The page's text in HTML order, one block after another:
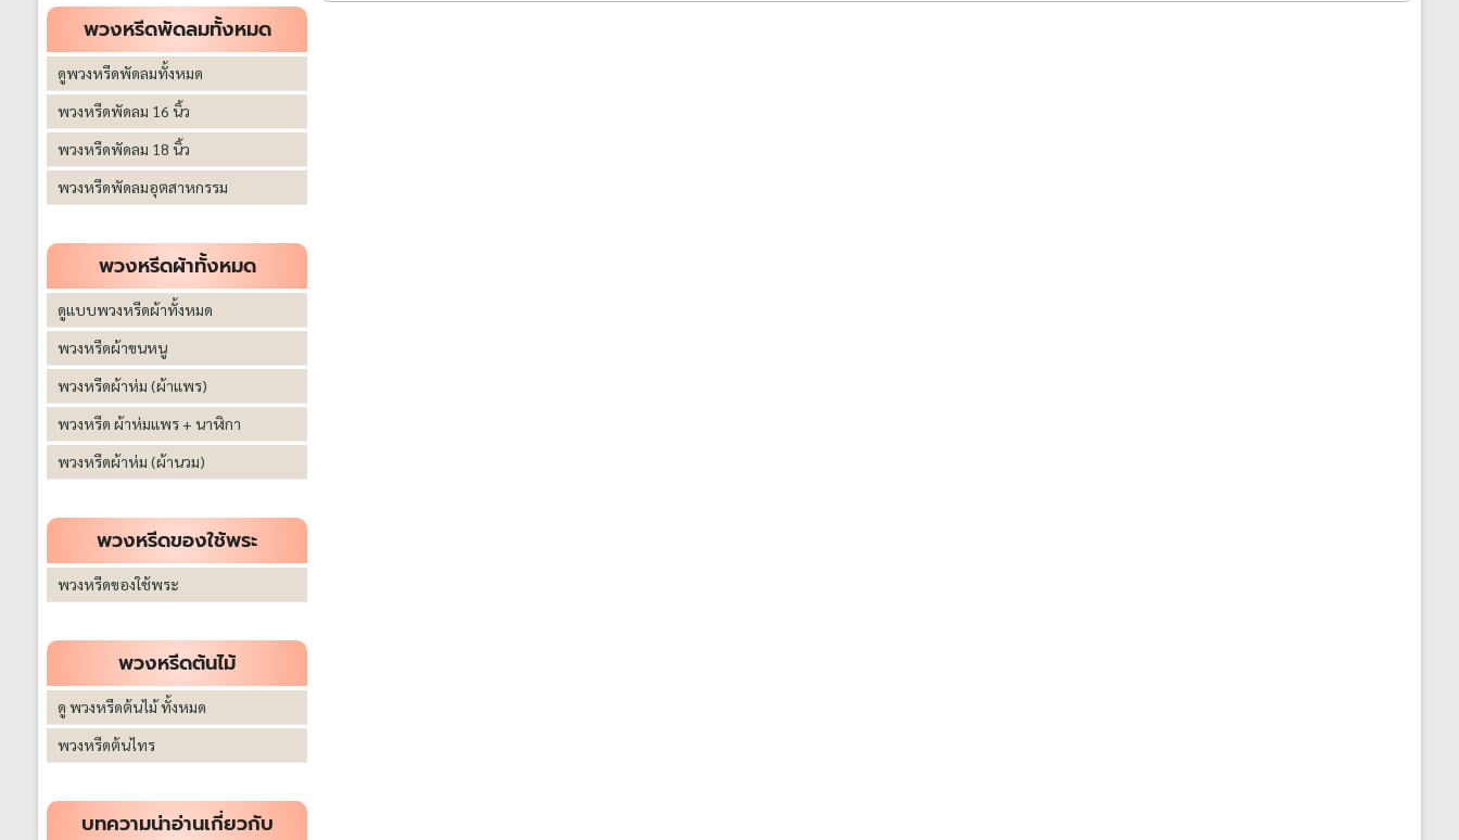
พวงหรีดพัดลมทั้งหมด
ดูพวงหรีดพัดลมทั้งหมด
พวงหรีดพัดลม 16 นิ้ว
พวงหรีดพัดลม 18 นิ้ว
พวงหรีดพัดลมอุตสาหกรรม
พวงหรีดผ้าทั้งหมด
ดูแบบพวงหรีดผ้าทั้งหมด
พวงหรีดผ้าขนหนู
พวงหรีดผ้าห่ม (ผ้าแพร)
พวงหรีด ผ้าห่มแพร + นาฬิกา
พวงหรีดผ้าห่ม (ผ้านวม)
พวงหรีดของใช้พระ
พวงหรีดของใช้พระ
พวงหรีดต้นไม้
ดู พวงหรีดต้นไม้ ทั้งหมด
พวงหรีดต้นไทร
บทความน่าอ่านเกี่ยวกับ